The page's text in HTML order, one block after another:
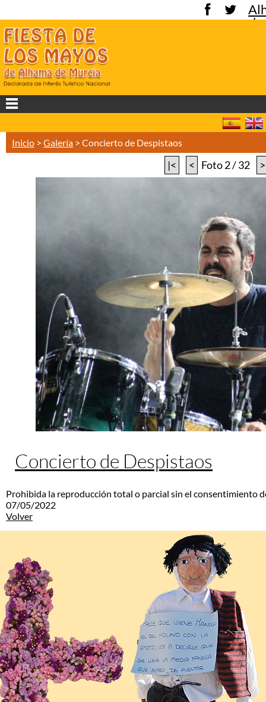
de
Inicio > Galería > Concierto de Despistaos
|< < Foto 2 / 32 >
Concierto de Despistaos
Prohibida la reproducción total o parcial sin el consentimiento
07/05/2022
Volver